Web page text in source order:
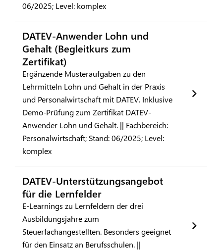
06/2025; Level: komplex
DATEV-Anwender Lohn und
Gehalt (Begleitkurs zum
Zertifikat)
Ergänzende Musteraufgaben zu den
Lehrmitteln Lohn und Gehalt in der Praxis
und Personalwirtschaft mit DATEV. Inklusive
Demo-Prüfung zum Zertifikat DATEV-
Anwender Lohn und Gehalt. || Fachbereich:
Personalwirtschaft; Stand: 06/2025; Level:
komplex
DATEV-Unterstützungsangebot
für die Lernfelder
E-Learnings zu Lernfeldern der drei
Ausbildungsjahre zum
Steuerfachangestellten. Besonders geeignet
für den Einsatz an Berufsschulen. ||